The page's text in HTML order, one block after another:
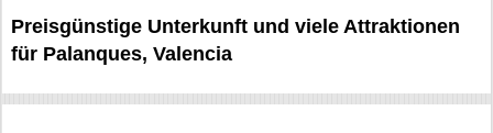
Preisgünstige Unterkunft und viele Attraktionen
für Palanques, Valencia